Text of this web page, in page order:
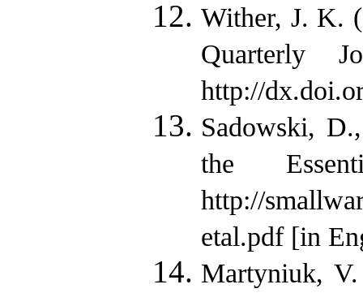
Wither, J. K.
Quarterly
http://
Sadowski,
the
http://
etal.pdf [in
Martyniuk,